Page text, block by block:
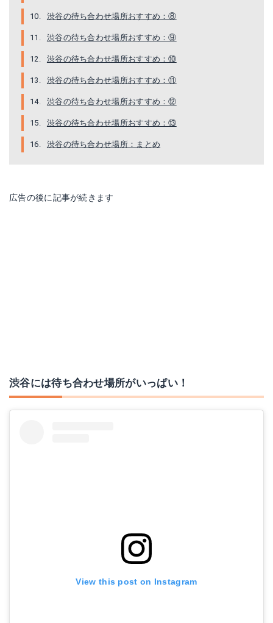
渋谷の待ち合わせ場所おすすめ：⑧
渋谷の待ち合わせ場所おすすめ：⑨
渋谷の待ち合わせ場所おすすめ：⑩
渋谷の待ち合わせ場所おすすめ：⑪
渋谷の待ち合わせ場所おすすめ：⑫
渋谷の待ち合わせ場所おすすめ：⑬
渋谷の待ち合わせ場所：まとめ
広告の後に記事が続きます
渋谷には待ち合わせ場所がいっぱい！
View this post on Instagram